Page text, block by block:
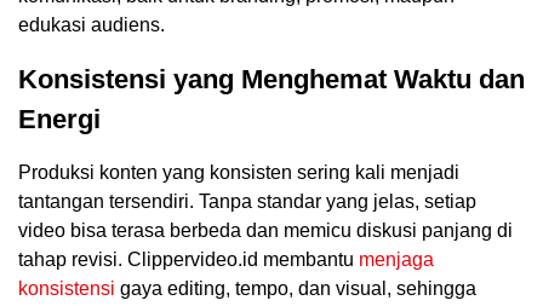
edukasi audiens.
Konsistensi yang Menghemat Waktu dan
Energi
Produksi konten yang konsisten sering kali menjadi
tantangan tersendiri. Tanpa standar yang jelas, setiap
video bisa terasa berbeda dan memicu diskusi panjang di
tahap revisi. Clippervideo.id membantu menjaga
konsistensi gaya editing, tempo, dan visual, sehingga